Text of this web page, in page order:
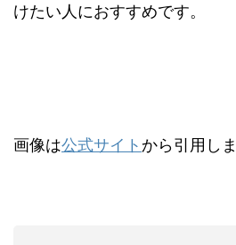
けたい人におすすめです。
画像は公式サイトから引用しま